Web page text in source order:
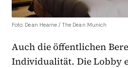
Foto: Dean Hearne / The Dean Munich
Auch die öffentlichen
Individualität. Die Lobby